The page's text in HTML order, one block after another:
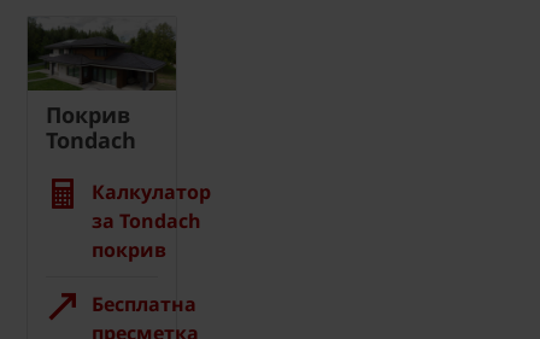
Покрив
Tondach
Калкулатор
за Tondach
покрив
Бесплатна
пресметка